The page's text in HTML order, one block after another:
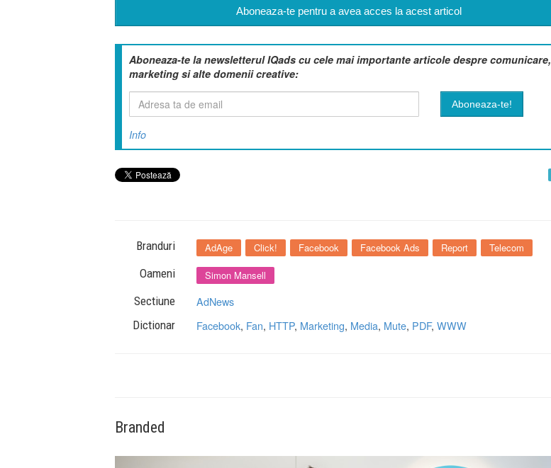
Aboneaza-te pentru a avea acces la acest articol
Aboneaza-te la newsletterul IQads cu cele mai importante articole despre comunicare,
marketing si alte domenii creative:
Info
Branduri AdAge Click! Facebook Facebook Ads Report Telecom
Oameni Simon Mansell
Sectiune AdNews
Dictionar Facebook, Fan, HTTP, Marketing, Media, Mute, PDF, WWW
Branded